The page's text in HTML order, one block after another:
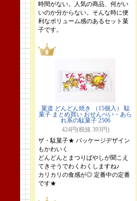
時間がない。人気の商品、何がい
いのか分からない。そんな時に便
利なボリューム感のあるセット菓
子です。
菓道 どんどん焼き （15個入） 駄
菓子 まとめ買い おせんべい・あら
れ系の駄菓子 2506
424円(税抜 393円)
ザ・駄菓子★ パッケージデザイン
もかわいく
どんどんとまつりばやしが聞こえ
てきそうでわくわくしますね♪
カリカリの食感が◎ 定番中の定番
です★